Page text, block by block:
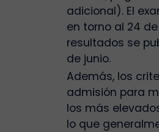
adicional). El
en torno al 24
resultados se
de junio.
Además, los
admisión para
los más
lo que